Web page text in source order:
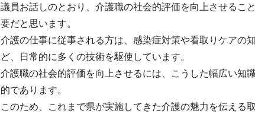
議員お話しのとおり、介護職の社会的評価を向上させるこ
要だと思います。
介護の仕事に従事される方は、感染症対策や看取りケアの
ど、日常的に多くの技術を駆使しています。
介護職の社会的評価を向上させるには、こうした幅広い知
的であります。
このため、これまで県が実施してきた介護の魅力を伝える